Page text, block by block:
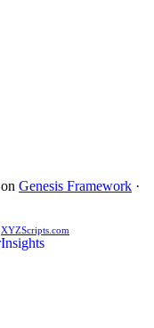
on Genesis Framework ·
XYZScripts.com